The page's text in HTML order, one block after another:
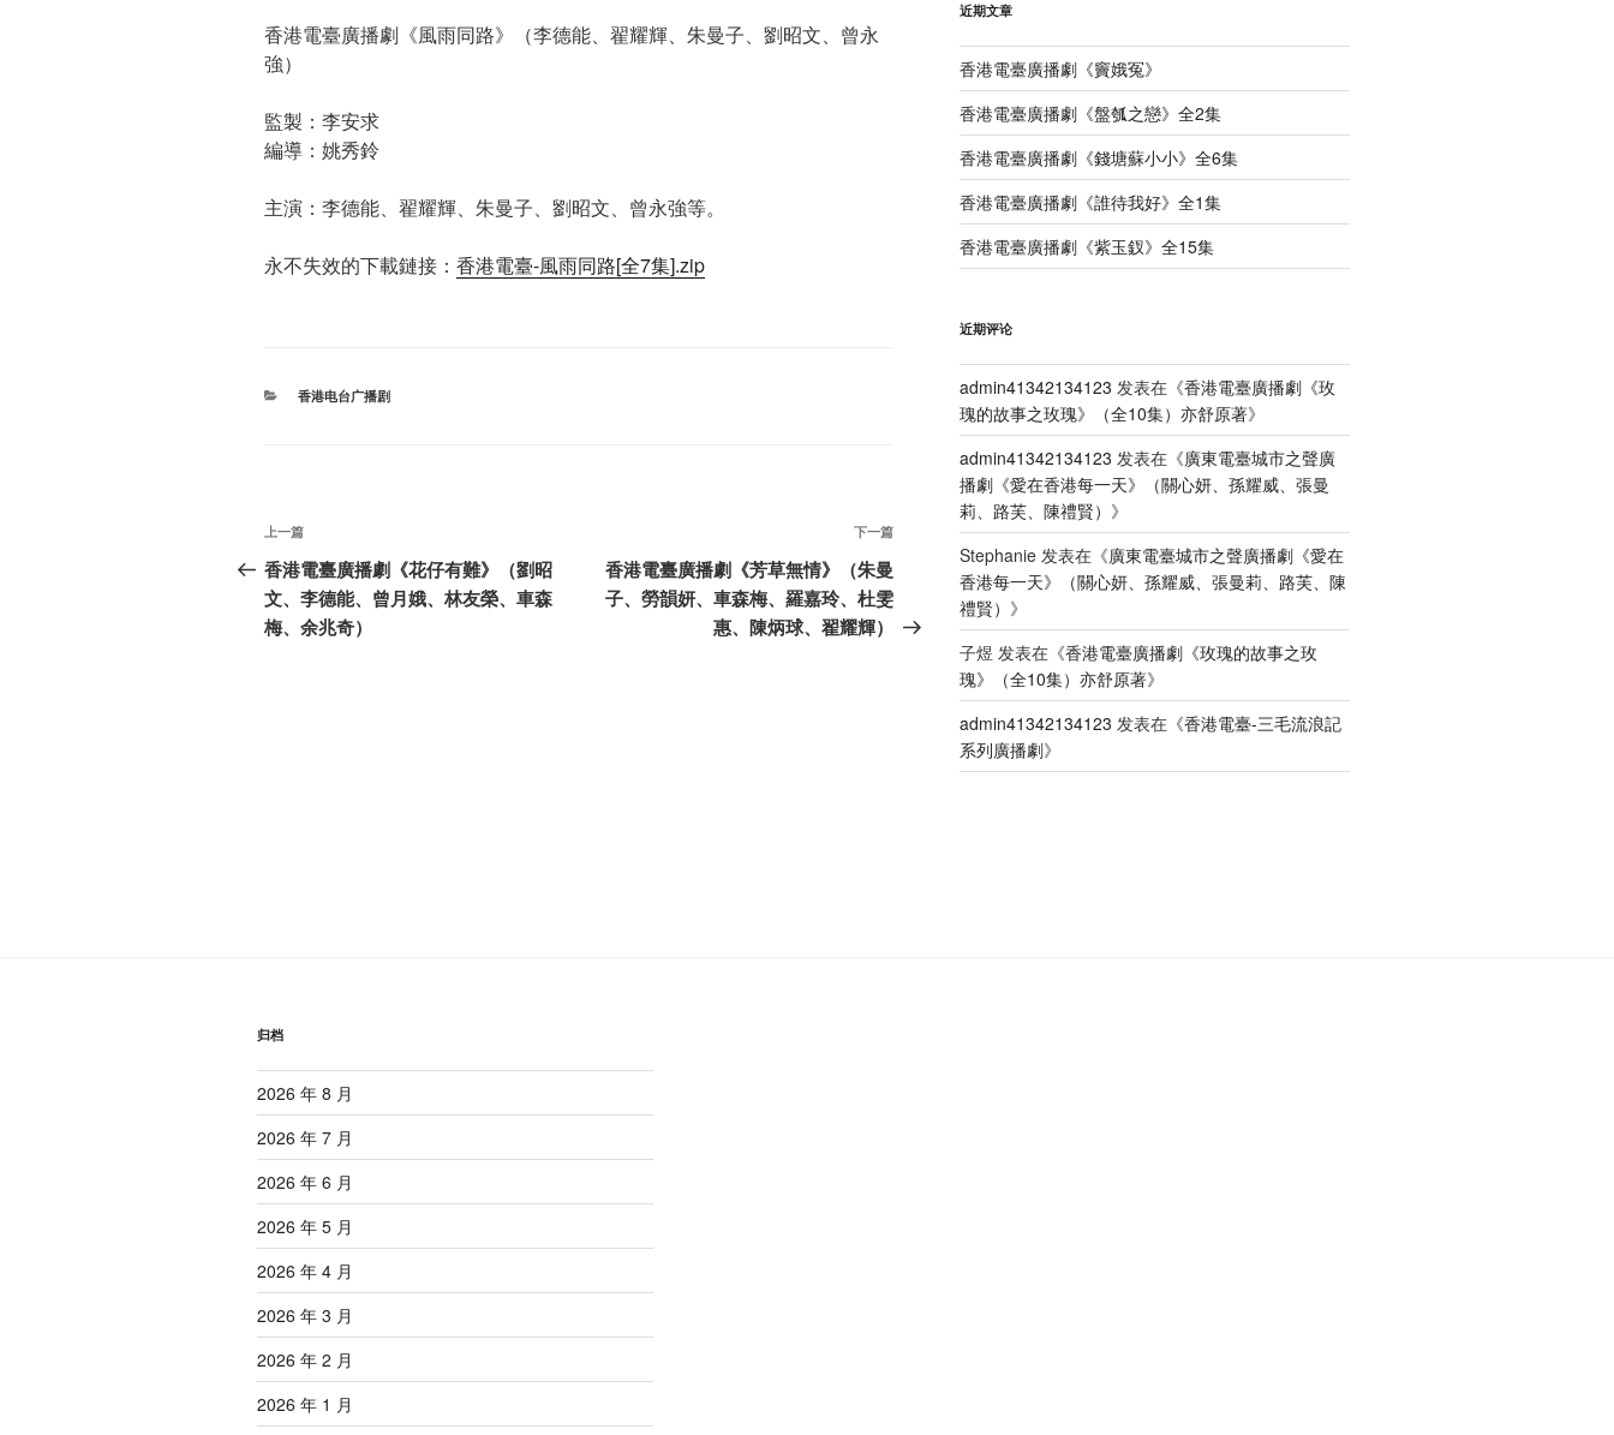
香港電臺廣播劇《風雨同路》（李德能、翟耀輝、朱曼子、劉昭文、曾永
強）
監製：李安求
編導：姚秀鈴
主演：李德能、翟耀輝、朱曼子、劉昭文、曾永強等。
永不失效的下載鏈接： 香港電臺-風雨同路[全7集].zip
分
香港电台广播剧
文
章
导
上
一
篇
文
上一篇
香港電臺廣播劇《花仔有難》（劉昭
文、李德能、曾月娥、林友榮、車森
梅、余兆奇）
下
篇
文
下一篇
香港電臺廣播劇《芳草無情》（朱曼
子、勞韻妍、車森梅、羅嘉玲、杜雯
惠、陳炳球、翟耀輝）
近期文章
香港電臺廣播劇《竇娥冤》
香港電臺廣播劇《盤瓠之戀》全2集
香港電臺廣播劇《錢塘蘇小小》全6集
香港電臺廣播劇《誰待我好》全1集
香港電臺廣播劇《紫玉釵》全15集
近期评论
admin41342134123 发表在《香港電臺廣播劇《玫
瑰的故事之玫瑰》（全10集）亦舒原著》
admin41342134123 发表在《廣東電臺城市之聲廣
播劇《愛在香港每一天》（關心妍、孫耀威、張曼
莉、路芙、陳禮賢） 》
Stephanie发表在《廣東電臺城市之聲廣播劇《愛在
香港每一天》（關心妍、孫耀威、張曼莉、路芙、陳
禮賢） 》
子煜 发表在《香港電臺廣播劇《玫瑰的故事之玫
瑰》（全10集）亦舒原著》
admin41342134123 发表在《香港電臺-三毛流浪記
系列廣播劇》
归档
2026 年 8 月
2026 年 7 月
2026 年 6 月
2026 年 5 月
2026 年 4 月
2026 年 3 月
2026 年 2 月
2026 年 1 月